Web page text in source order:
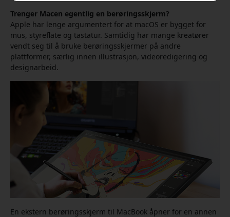
Trenger Macen egentlig en berøringsskjerm?
Apple har lenge argumentert for at macOS er bygget for
mus, styreflate og tastatur. Samtidig har mange kreatører
vendt seg til å bruke berøringsskjermer på andre
plattformer, særlig innen illustrasjon, videoredigering og
designarbeid.
En ekstern berøringsskjerm til MacBook åpner for en annen